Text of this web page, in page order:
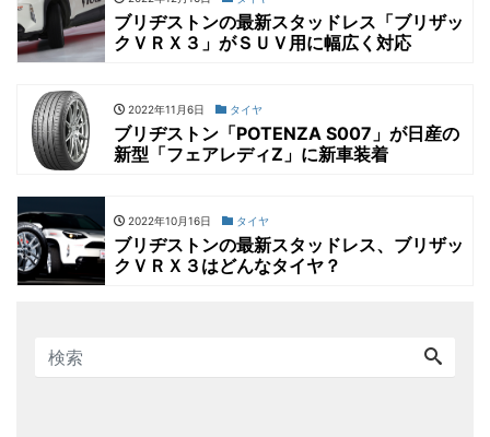
ブリヂストンの最新スタッドレス「ブリザッ
クＶＲＸ３」がＳＵＶ用に幅広く対応
2022年11月6日 タイヤ
ブリヂストン「POTENZA S007」が日産の
新型「フェアレディZ」に新車装着
2022年10月16日 タイヤ
ブリヂストンの最新スタッドレス、ブリザッ
クＶＲＸ３はどんなタイヤ？